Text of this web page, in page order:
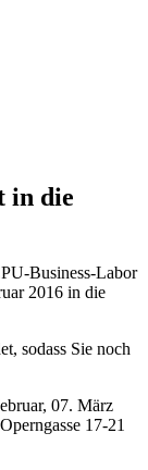
in die
Business-Labor
2016 in die
sodass Sie noch
07. März
17-21